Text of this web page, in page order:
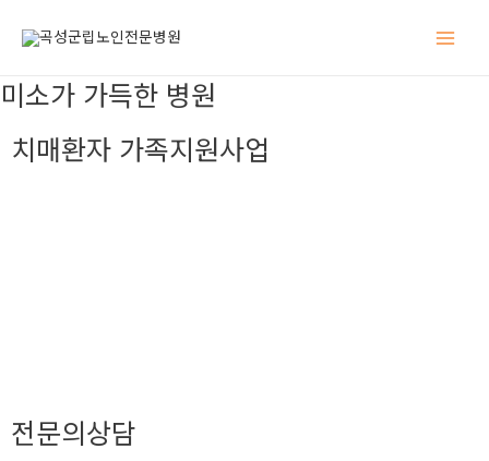
미소가 가득한 병원
치매환자 가족지원사업
전문의상담